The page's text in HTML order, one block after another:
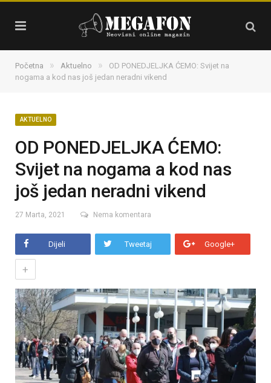
Početna » Aktuelno »
OD PONEDJELJKA ĆEMO: Svijet na
nogama a kod nas još jedan neradni vikend
AKTUELNO
OD PONEDJELJKA ĆEMO:
Svijet na nogama a kod nas
još jedan neradni vikend
27 Marta, 2021 Nema komentara
Dijeli Tweetaj Google+
+